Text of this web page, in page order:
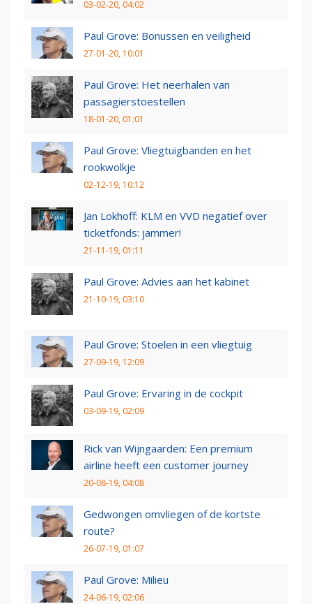
03-02-20, 04:02
Paul Grove: Bonussen en veiligheid
27-01-20, 10:01
Paul Grove: Het neerhalen van
passagierstoestellen
18-01-20, 01:01
Paul Grove: Vliegtuigbanden en het
rookwolkje
02-12-19, 10:12
Jan Lokhoff: KLM en VVD negatief over
ticketfonds: jammer!
21-11-19, 01:11
Paul Grove: Advies aan het kabinet
21-10-19, 03:10
Paul Grove: Stoelen in een vliegtuig
27-09-19, 12:09
Paul Grove: Ervaring in de cockpit
03-09-19, 02:09
Rick van Wijngaarden: Een premium
airline heeft een customer journey
20-08-19, 04:08
Gedwongen omvliegen of de kortste
route?
26-07-19, 01:07
Paul Grove: Milieu
24-06-19, 02:06